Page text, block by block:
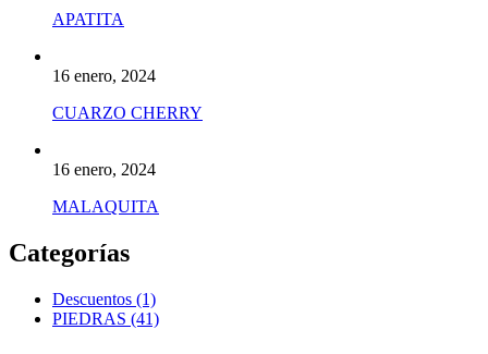
APATITA
16 enero, 2024
CUARZO CHERRY
16 enero, 2024
MALAQUITA
Categorías
Descuentos (1)
PIEDRAS (41)